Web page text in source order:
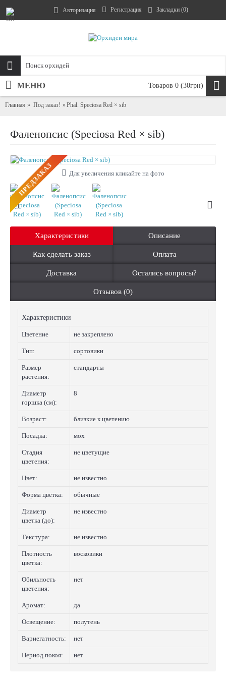
Авторизация Регистрация Закладки (0)
Товаров 0 (30грн)
МЕНЮ
Главная Под заказ! Phal. Speciosa Red × sib
Фаленопсис (Speciosa Red × sib)
ПРЕДЗАКАЗ Для увеличения кликайте на фото
Характеристики Описание
Как сделать заказ Оплата
Доставка Остались вопросы?
Отзывов (0)
Характеристики
Цветение не закреплено
Тип: сортовики
Размер
растения:
стандарты
Диаметр
горшка (см):
8
Возраст: близкие к цветению
Посадка: мох
Стадия
цветения:
не цветущие
Цвет: не известно
Форма цветка: обычные
Диаметр
цветка (до):
не известно
Текстура: не известно
Плотность
цветка:
восковики
Обильность
цветения:
нет
Аромат: да
Освещение: полутень
Вариегатность: нет
Период покоя: нет